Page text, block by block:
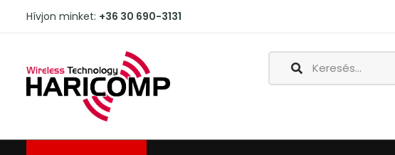
Hívjon minket: +36 30 690-3131